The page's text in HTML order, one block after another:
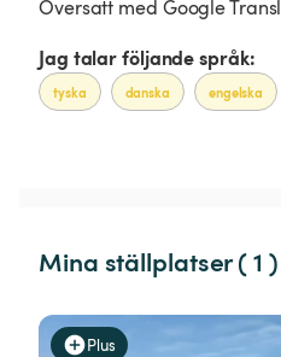
Översatt med Google
Jag talar följande språk:
tyska danska engelska
Mina ställplatser ( 1 )
Plus